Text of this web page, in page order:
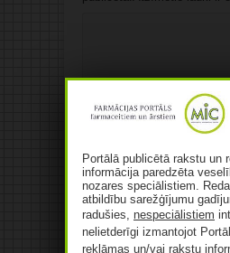
E-pasts *
Web
Portālā publicētā rakstu un
informācija paredzēta
nozares speciālistiem.
atbildību sarežģījumu
radušies, nespeciālistiem
nelietderīgi izmantojot
reklāmas un/vai rakstu